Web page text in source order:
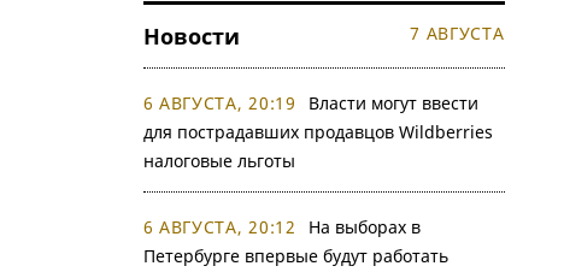
Новости 7 АВГУСТА
6 АВГУСТА, 20:19
Власти могут ввести
для пострадавших продавцов Wildberries
налоговые льготы
6 АВГУСТА, 20:12
На выборах в
Петербурге впервые будут работать